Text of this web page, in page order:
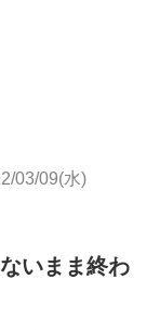
03/09(水)
いまま終わ